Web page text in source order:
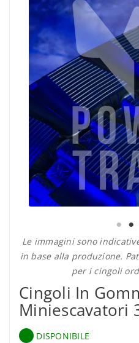
Le immagini sono
in base alla produzione.
per i cingoli
Cingoli In
Miniescavatori
DISPONIBILE